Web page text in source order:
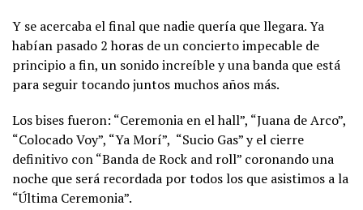
Y se acercaba el final que nadie quería que llegara. Ya
habían pasado 2 horas de un concierto impecable de
principio a fin, un sonido increíble y una banda que está
para seguir tocando juntos muchos años más.
Los bises fueron: “Ceremonia en el hall”, “Juana de Arco”,
“Colocado Voy”, “Ya Morí”, “Sucio Gas” y el cierre
definitivo con “Banda de Rock and roll” coronando una
noche que será recordada por todos los que asistimos a la
“Última Ceremonia”.